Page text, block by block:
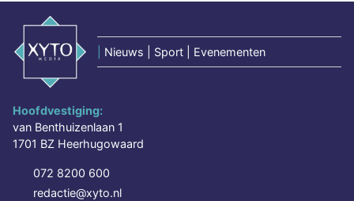
Nieuws | Sport | Evenementen
Hoofdvestiging:
van Benthuizenlaan 1
1701 BZ Heerhugowaard
072 8200 600
redactie@xyto.nl